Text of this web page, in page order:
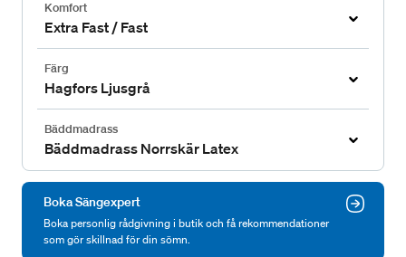
Komfort
Extra Fast / Fast
Färg
Hagfors Ljusgrå
Bäddmadrass
Bäddmadrass Norrskär Latex
Boka Sängexpert
Boka personlig rådgivning i butik och få rekommendationer
som gör skillnad för din sömn.